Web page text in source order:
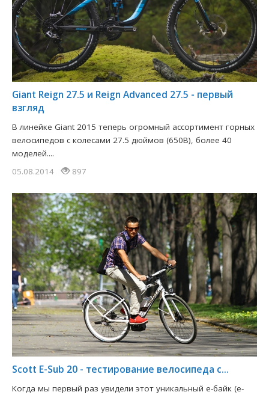
Giant Reign 27.5 и Reign Advanced 27.5 - первый
взгляд
В линейке Giant 2015 теперь огромный ассортимент горных
велосипедов с колесами 27.5 дюймов (650B), более 40
моделей....
05.08.2014
897
Scott E-Sub 20 - тестирование велосипеда с...
Когда мы первый раз увидели этот уникальный е-байк (e-